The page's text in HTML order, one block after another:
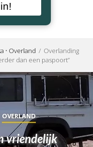
• Overland / Overlanding
dan een paspoort”
OVERLAND
vriendelijk